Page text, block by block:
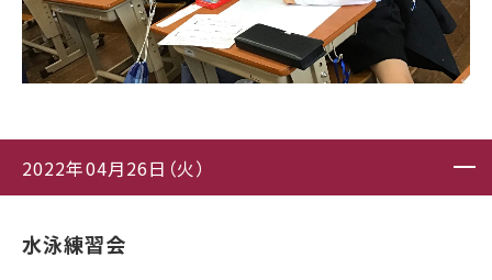
2022年04月26日（火）
水泳練習会